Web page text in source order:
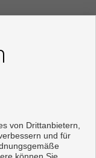
von Drittanbietern,
und für